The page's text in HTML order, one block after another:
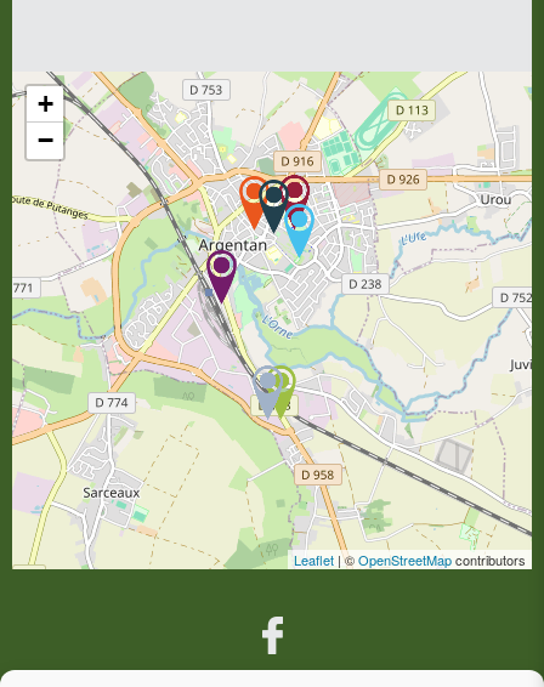
+
−
Leaflet | ©OpenStreetMapcontributors